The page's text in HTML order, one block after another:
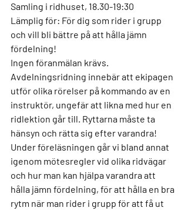
Samling i ridhuset, 18.30-19:30
Lämplig för: För dig som rider i grupp
och vill bli bättre på att hålla jämn
fördelning!
Ingen föranmälan krävs.
Avdelningsridning innebär att ekipagen
utför olika rörelser på kommando av en
instruktör, ungefär att likna med hur en
ridlektion går till. Ryttarna måste ta
hänsyn och rätta sig efter varandra!
Under föreläsningen går vi bland annat
igenom mötesregler vid olika ridvägar
och hur man kan hjälpa varandra att
hålla jämn fördelning, för att hålla en bra
rytm när man rider i grupp för att få ut